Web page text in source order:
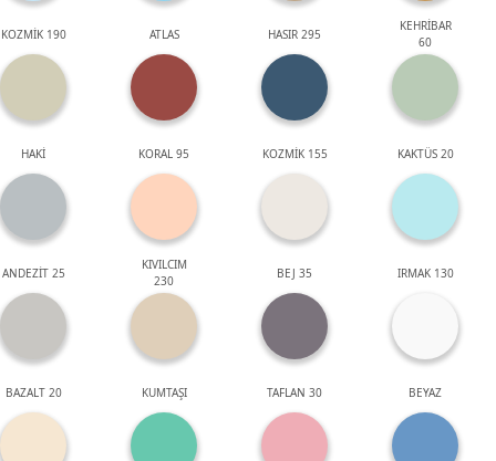
KOZMİK 190 ATLAS HASIR 295
KEHRİBAR
60
HAKİ KORAL 95 KOZMİK 155 KAKTÜS 20
ANDEZİT 25
KIVILCIM
230
BEJ 35 IRMAK 130
BAZALT 20 KUMTAŞI TAFLAN 30 BEYAZ